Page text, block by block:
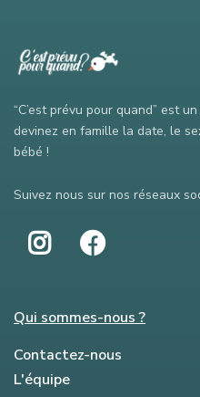
“C’est prévu pour quand” est
devinez en famille la date, le
bébé !
Suivez nous sur nos réseaux
Qui sommes-nous ?
Contactez-nous
L'équipe